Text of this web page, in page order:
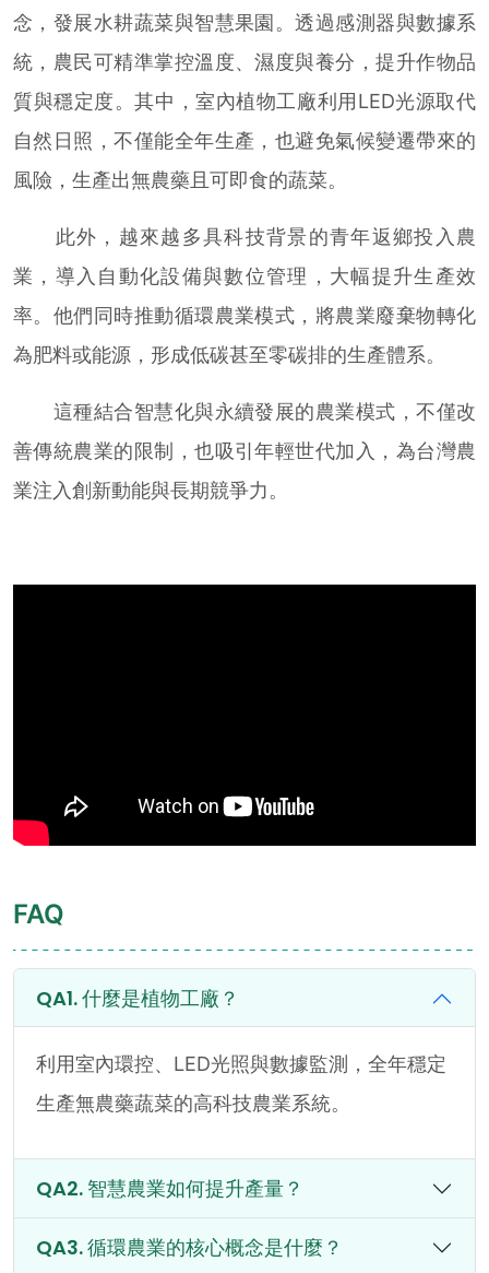
念，發展水耕蔬菜與智慧果園。透過感測器與數據系
統，農民可精準掌控溫度、濕度與養分，提升作物品
質與穩定度。其中，室內植物工廠利用LED光源取代
自然日照，不僅能全年生產，也避免氣候變遷帶來的
風險，生產出無農藥且可即食的蔬菜。
此外，越來越多具科技背景的青年返鄉投入農
業，導入自動化設備與數位管理，大幅提升生產效
率。他們同時推動循環農業模式，將農業廢棄物轉化
為肥料或能源，形成低碳甚至零碳排的生產體系。
這種結合智慧化與永續發展的農業模式，不僅改
善傳統農業的限制，也吸引年輕世代加入，為台灣農
業注入創新動能與長期競爭力。
FAQ
什麼是植物工廠？
利用室內環控、LED光照與數據監測，全年穩定
生產無農藥蔬菜的高科技農業系統。
智慧農業如何提升產量？
循環農業的核心概念是什麼？